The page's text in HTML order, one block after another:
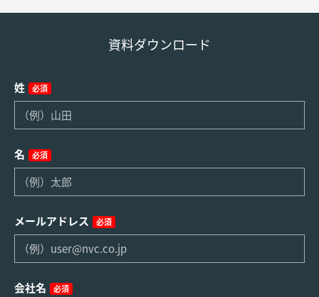
資料ダウンロード
姓 必須
名 必須
メールアドレス 必須
会社名 必須